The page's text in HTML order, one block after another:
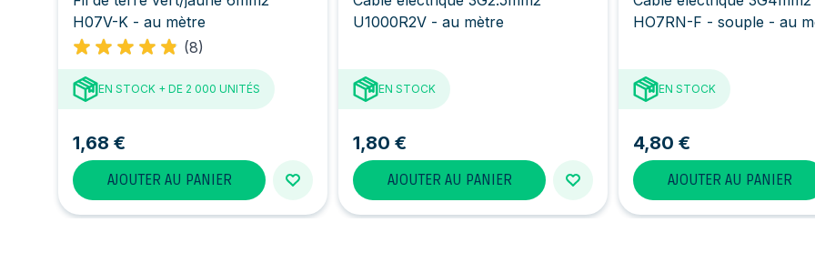
H07V-K - au mètre
(8)
EN STOCK + DE 2 000 UNITÉS
1,68 €
AJOUTER AU PANIER
U1000R2V - au mètre
EN STOCK
1,80 €
AJOUTER AU PANIER
HO7RN-F - souple - au
EN STOCK
4,80 €
AJOUTER AU PANIER